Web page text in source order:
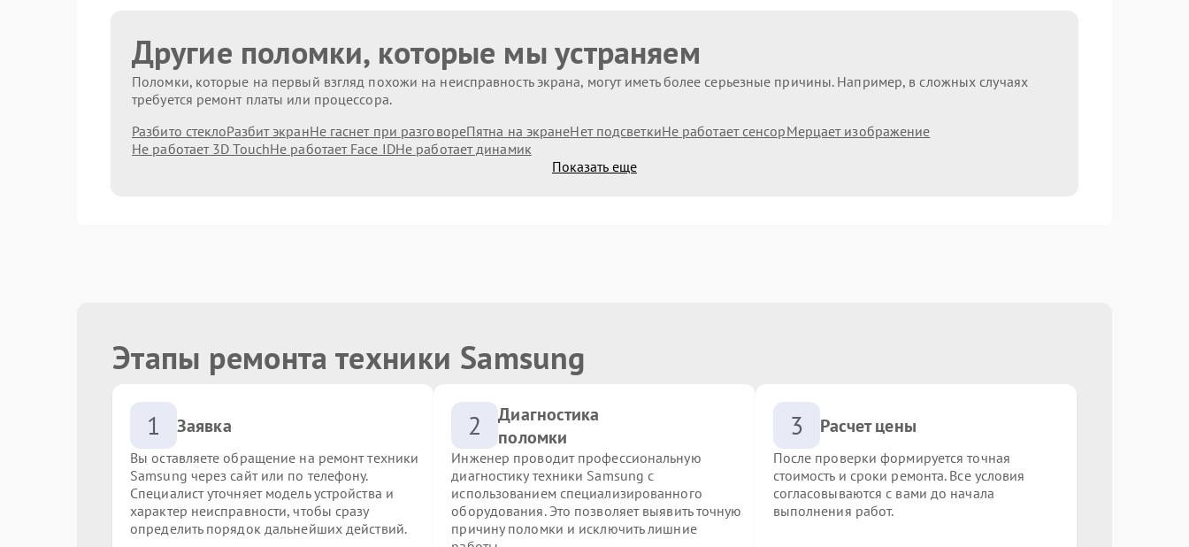
Другие поломки, которые мы устраняем
Поломки, которые на первый взгляд похожи на неисправность экрана, могут иметь более серьезные причины. Например, в сложных случаях
требуется ремонт платы или процессора.
Разбито стеклоРазбит экранНе гаснет при разговореПятна на экранеНет подсветкиНе работает сенсорМерцает изображение
Не работает 3D TouchНе работает Face IDНе работает динамик
Показать еще
Этапы ремонта техники Samsung
1 Заявка
Вы оставляете обращение на ремонт техники
Samsung через сайт или по телефону.
Специалист уточняет модель устройства и
характер неисправности, чтобы сразу
определить порядок дальнейших действий.
2
Диагностика
поломки
Инженер проводит профессиональную
диагностику техники Samsung с
использованием специализированного
оборудования. Это позволяет выявить точную
причину поломки и исключить лишние
3 Расчет цены
После проверки формируется точная
стоимость и сроки ремонта. Все условия
согласовываются с вами до начала
выполнения работ.